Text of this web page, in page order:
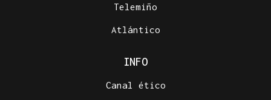
Telemiño
Atlántico
INFO
Canal ético